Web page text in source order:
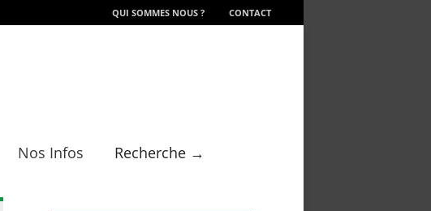
QUI SOMMES NOUS ? CONTACT
Nos Infos Recherche →